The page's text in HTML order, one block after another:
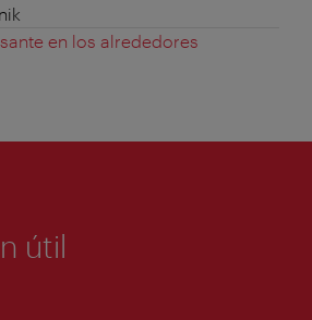
en los alrededores
útil